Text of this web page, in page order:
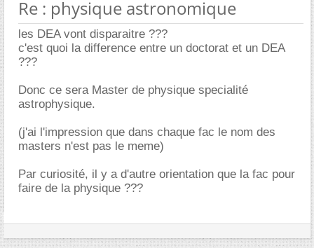
Re : physique astronomique
les DEA vont disparaitre ???
c'est quoi la difference entre un doctorat et un DEA
???
Donc ce sera Master de physique specialité
astrophysique.
(j'ai l'impression que dans chaque fac le nom des
masters n'est pas le meme)
Par curiosité, il y a d'autre orientation que la fac pour
faire de la physique ???